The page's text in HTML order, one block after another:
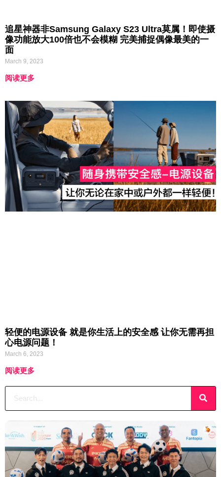
追星神器非Samsung Galaxy S23 Ultra莫属！即使摄
像功能放大100倍也不会模糊 完美捕捉偶像最美的一
面
March 9, 2023
阅读更多
轻便的电源设备 就是你生活上的安全感 让你无需再担
心电源问题！
March 6, 2023
阅读更多